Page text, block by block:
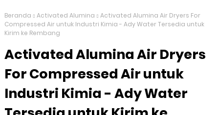
Beranda Activated Alumina
Activated Alumina Air Dryers For
Compressed Air untuk Industri Kimia - Ady Water Tersedia untuk
Kirim ke Rembang
Activated Alumina Air Dryers
For Compressed Air untuk
Industri Kimia - Ady Water